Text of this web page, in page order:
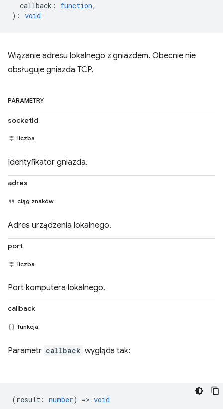
callback : function,
) : void
Wiązanie adresu lokalnego z gniazdem. Obecnie nie
obsługuje gniazda TCP.
PARAMETRY
socketId
liczba
Identyfikator gniazda.
adres
ciąg znaków
Adres urządzenia lokalnego.
port
liczba
Port komputera lokalnego.
callback
funkcja
Parametr callback wygląda tak:
(result : number) => void